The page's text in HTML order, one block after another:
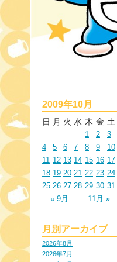
2009年10月
日 月 火 水 木 金 土
1 2
3
4
5 6 7 8 9
10
11 12 13 14 15 16 17
18 19 20 21 22 23 24
25 26 27 28 29 30 31
« 9月
11月 »
月別アーカイブ
2026年8月
2026年7月